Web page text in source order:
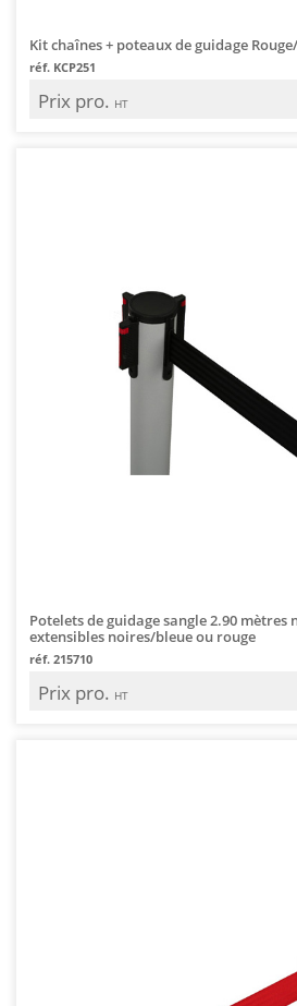
Kit chaînes + poteaux de guidage
réf. KCP251
Prix pro. HT
Potelets de guidage sangle 2.90 mètres
extensibles noires/bleue ou rouge
réf. 215710
Prix pro. HT